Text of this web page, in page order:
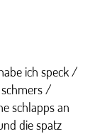
ich speck /
schmers /
schlapps an
die spatz